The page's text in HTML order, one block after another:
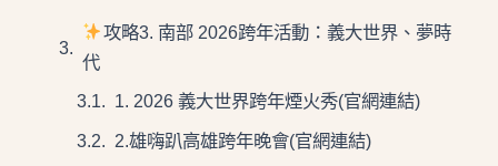
攻略3. 南部 2026跨年活動：義大世界、夢時
代
1. 2026 義大世界跨年煙火秀(官網連結)
2.雄嗨趴高雄跨年晚會(官網連結)